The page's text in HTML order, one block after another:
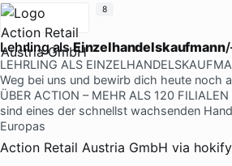
Lehrling alsEinzelhandelskaufmann
LEHRLING ALS
Weg bei uns und bewirb dich heute noch
ÜBER ACTION – MEHR ALS 120
sind eines der schnellst wachsenden
Europas
Action Retail Austria GmbH via
8